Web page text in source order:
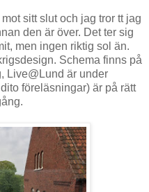
sitt slut och jag tror tt jag
den är över. Det ter sig
men ingen riktig sol än.
Schema finns på
Live@Lund är under
föreläsningar) är på rätt